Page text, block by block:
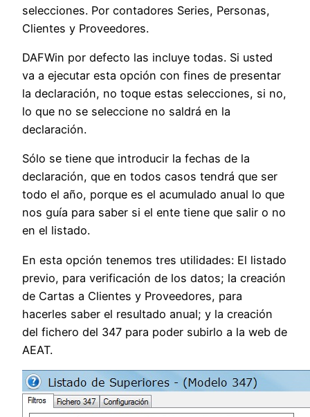
selecciones. Por contadores Series, Personas,
Clientes y Proveedores.
DAFWin por defecto las incluye todas. Si usted
va a ejecutar esta opción con fines de presentar
la declaración, no toque estas selecciones, si no,
lo que no se seleccione no saldrá en la
declaración.
Sólo se tiene que introducir la fechas de la
declaración, que en todos casos tendrá que ser
todo el año, porque es el acumulado anual lo que
nos guía para saber si el ente tiene que salir o no
en el listado.
En esta opción tenemos tres utilidades: El listado
previo, para verificación de los datos; la creación
de Cartas a Clientes y Proveedores, para
hacerles saber el resultado anual; y la creación
del fichero del 347 para poder subirlo a la web de
AEAT.